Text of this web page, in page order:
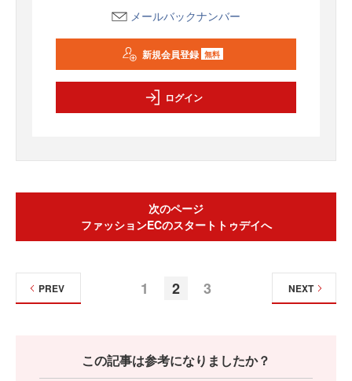
メールバックナンバー
新規会員登録 無料
ログイン
次のページ
ファッションECのスタートトゥデイへ
1 2 3
PREV NEXT
この記事は参考になりましたか？